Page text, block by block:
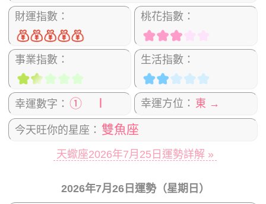
財運指數： 桃花指數：
事業指數： 生活指數：
幸運數字： ① Ⅰ 幸運方位： 東 →
今天旺你的星座： 雙魚座
天蠍座2026年7月25日運勢詳解 »
2026年7月26日運勢（星期日）